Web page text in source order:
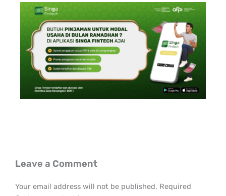
Leave a Comment
Your email address will not be published. Required